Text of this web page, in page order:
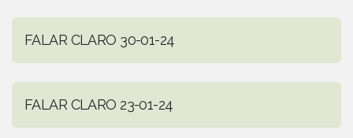
FALAR CLARO 30-01-24
FALAR CLARO 23-01-24